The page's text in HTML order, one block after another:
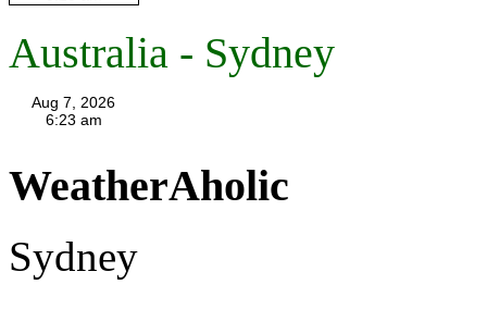
Australia - Sydney
WeatherAholic
Sydney